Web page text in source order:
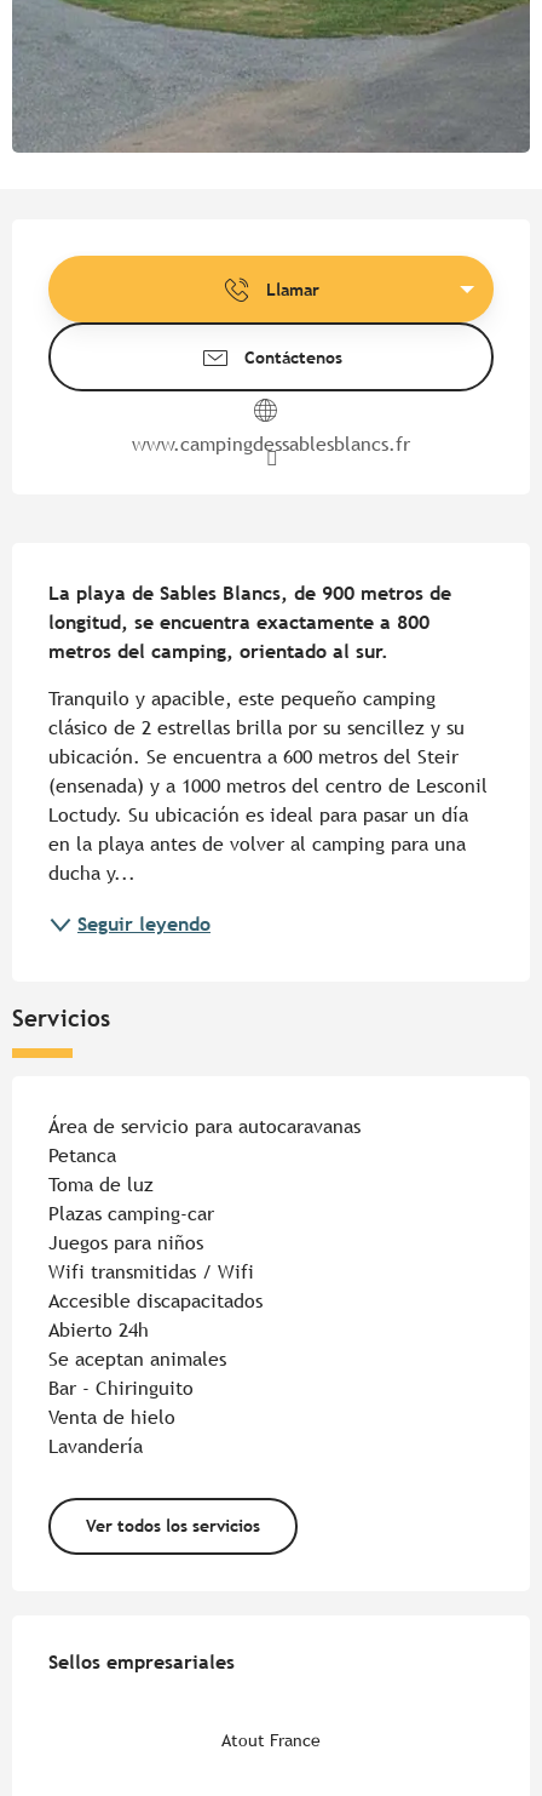
Llamar
Contáctenos
www.campingdessablesblancs.fr
La playa de Sables Blancs, de 900 metros de
longitud, se encuentra exactamente a 800
metros del camping, orientado al sur.
Tranquilo y apacible, este pequeño camping
clásico de 2 estrellas brilla por su sencillez y su
ubicación. Se encuentra a 600 metros del Steir
(ensenada) y a 1000 metros del centro de Lesconil
Loctudy. Su ubicación es ideal para pasar un día
en la playa antes de volver al camping para una
ducha y...
Seguir leyendo
Servicios
Área de servicio para autocaravanas
Petanca
Toma de luz
Plazas camping-car
Juegos para niños
Wifi transmitidas / Wifi
Accesible discapacitados
Abierto 24h
Se aceptan animales
Bar - Chiringuito
Venta de hielo
Lavandería
Ver todos los servicios
Sellos empresariales
Sellos empresariales
Atout France